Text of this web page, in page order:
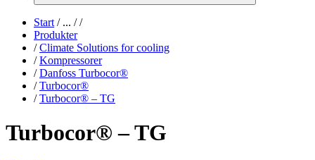
Start /... / /
Produkter
/ Climate Solutions for cooling
/ Kompressorer
/ Danfoss Turbocor®
/ Turbocor®
/ Turbocor® – TG
Turbocor® – TG